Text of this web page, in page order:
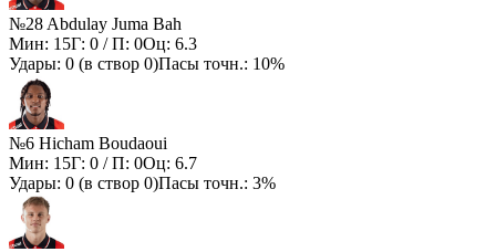
№28 Abdulay Juma Bah
Мин: 15Г: 0 / П: 0Оц: 6.3
Удары: 0 (в створ 0)Пасы точн.: 10%
№6 Hicham Boudaoui
Мин: 15Г: 0 / П: 0Оц: 6.7
Удары: 0 (в створ 0)Пасы точн.: 3%